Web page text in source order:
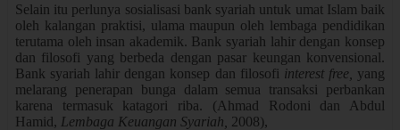
Selain itu perlunya sosialisasi bank syariah untuk umat Islam baik
oleh kalangan praktisi, ulama maupun oleh lembaga pendidikan
terutama oleh insan akademik. Bank syariah lahir dengan konsep
dan filosofi yang berbeda dengan pasar keungan konvensional.
Bank syariah lahir dengan konsep dan filosofi interest free, yang
melarang penerapan bunga dalam semua transaksi perbankan
karena termasuk katagori riba. (Ahmad Rodoni dan Abdul
Hamid, Lembaga Keuangan Syariah, 2008),